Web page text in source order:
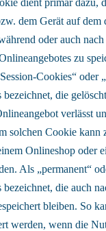
dient primär dazu,
dem Gerät auf dem
oder auch
zu
Cookies“ oder
die
verlässt
solchen Cookie kann
Onlineshop oder
Als „permanent“
die auch
bleiben. So
werden, wenn die